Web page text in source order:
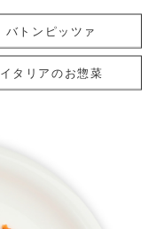
バトンピッツァ
イタリアのお惣菜